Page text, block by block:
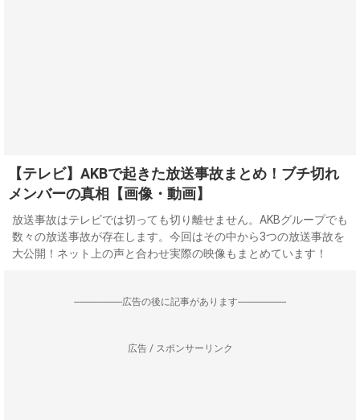
【テレビ】AKBで起きた放送事故まとめ！ブチ切れ
メンバーの真相【画像・動画】
放送事故はテレビでは切っても切り離せません。AKBグループでも
数々の放送事故が存在します。今回はその中から3つの放送事故を
大公開！ネット上の声と合わせ実際の映像もまとめています！
--------------------広告の後に記事があります--------------------
広告 / スポンサーリンク